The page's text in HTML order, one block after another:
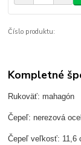
Číslo produktu:
Kompletné
Rukoväť: mahagón
Čepeľ: nerezová
Čepeľ veľkosť: 11,6